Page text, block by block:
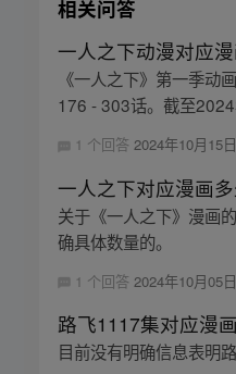
相关问答
一人之下动漫对应
《一人之下》第一季
176 - 303话。截至
1 个回答2024年10月15
一人之下对应漫画
关于《一人之下》漫画
确具体数量的。
1 个回答 2024年10月05
路飞1117集对应漫
目前没有明确信息表明